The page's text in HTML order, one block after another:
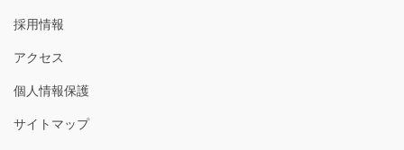
採用情報
アクセス
個人情報保護
サイトマップ